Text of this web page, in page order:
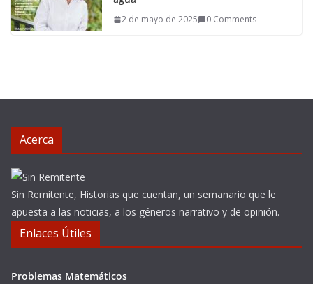
2 de mayo de 2025 0 Comments
Acerca
Sin Remitente, Historias que cuentan, un semanario que le
apuesta a las noticias, a los géneros narrativo y de opinión.
Enlaces Útiles
Problemas Matemáticos